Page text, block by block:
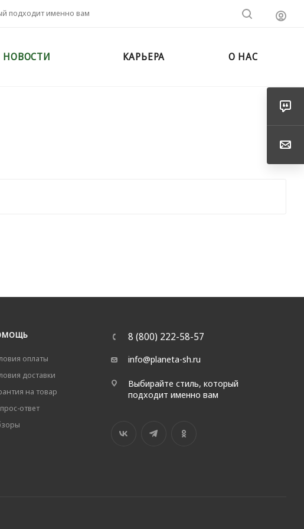
подходит именно вам
НОВОСТИ КАРЬЕРА О НАС
оплаты
доставки
на товар
ответ
8 (800) 222-58-57
info@planeta-sh.ru
Выбирайте стиль, который
подходит именно вам